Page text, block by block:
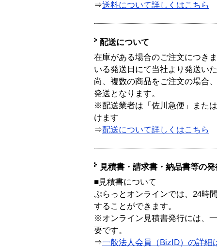
⇒送料について詳しくはこちら
配送について
在庫がある場合のご注文につき
いる発送日にて当社より発送い
尚、複数の商品をご注文の場合
発送となります。
※配送業者は「佐川急便」また
けます
⇒配送について詳しくはこちら
見積書・請求書・納品書等の
■見積書について
ぷらっとオンラインでは、24時
することができます。
※オンライン見積書発行には、
要です。
⇒一般法人会員（BizID）の詳細